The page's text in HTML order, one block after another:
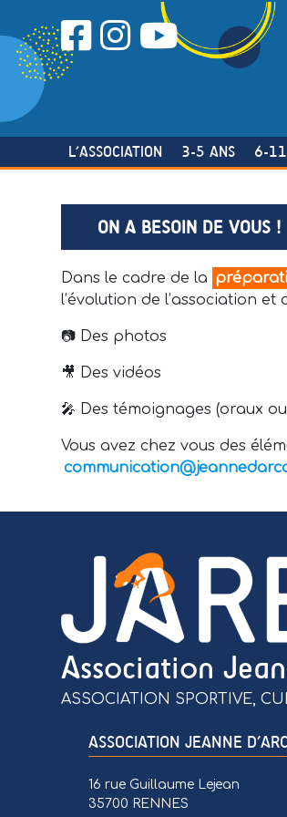
to
content
L’ASSOCIATION 3-5 ANS 6-
ON A BESOIN DE VOUS !
Dans le cadre de la
l’évolution de l’association
📷 Des photos
🎥 Des vidéos
🎤 Des témoignages (oraux
Vous avez chez vous des
Association
ASSOCIATION SPORTIVE,
ASSOCIATION JEANNE D’ARC
16 rue Guillaume Lejean
35700 RENNES